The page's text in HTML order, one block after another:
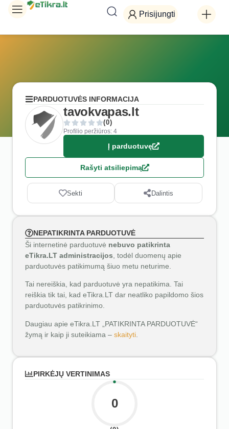
Prisijungti
PARDUOTUVĖS INFORMACIJA
tavokvapas.lt
(0)
Profilio peržiūros: 4
Į parduotuvę
Rašyti atsiliepimą
Sekti Dalintis
NEPATIKRINTA PARDUOTUVĖ
Ši internetinė parduotuvė nebuvo patikrinta
eTikra.LT administracijos , todėl duomenų apie
parduotuvės patikimumą šiuo metu neturime.
Tai nereiškia, kad parduotuvė yra nepatikima. Tai
reiškia tik tai, kad eTikra.LT dar neatliko papildomo šios
parduotuvės patikrinimo.
Daugiau apie eTikra.LT „PATIKRINTA PARDUOTUVĖ“
žymą ir kaip ji suteikiama – skaityti
PIRKĖJŲ VERTINIMAS
0